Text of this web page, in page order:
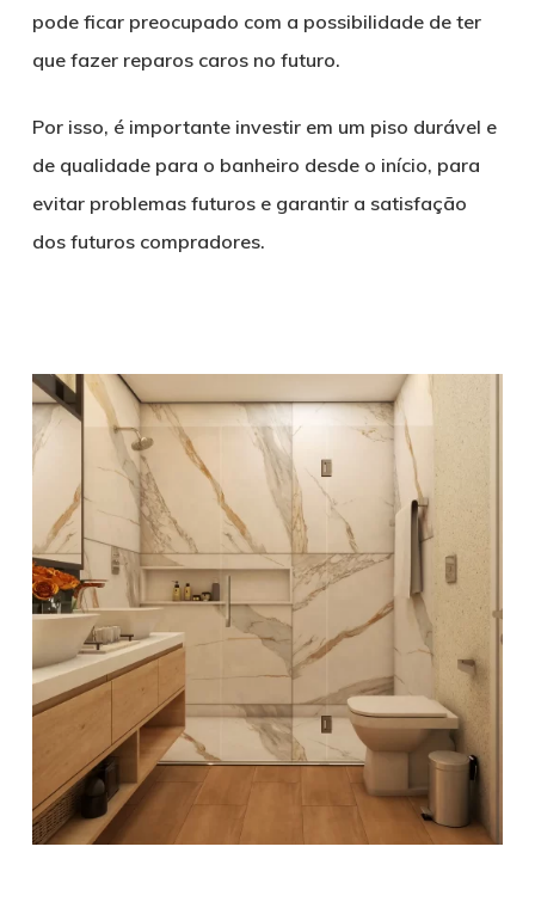
pode ficar preocupado com a possibilidade de ter
que fazer reparos caros no futuro.
Por isso, é importante investir em um piso durável e
de qualidade para o banheiro desde o início, para
evitar problemas futuros e garantir a satisfação
dos futuros compradores.